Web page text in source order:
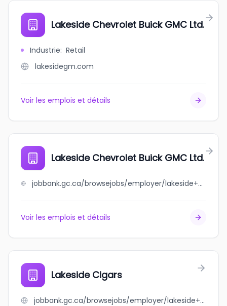
Lakeside Chevrolet Buick GMC Ltd.
Industrie: Retail
lakesidegm.com
Voir les emplois et détails
Lakeside Chevrolet Buick GMC Ltd.
jobbank.gc.ca/browsejobs/employer/lakeside+chevrolet+buick+gmc+ltd./ca
Voir les emplois et détails
Lakeside Cigars
jobbank.gc.ca/browsejobs/employer/lakeside+cigars/ca